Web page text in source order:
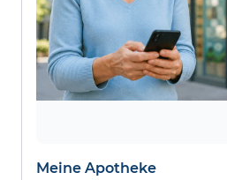
Meine Apotheke